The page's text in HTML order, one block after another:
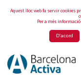
Aquest lloc web fa servir cookies
Per a més
D'acord